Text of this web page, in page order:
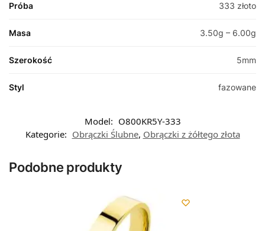
Próba 333 złoto
Masa 3.50g – 6.00g
Szerokość 5mm
Styl fazowane
Model: O800KR5Y-333
Kategorie: Obrączki Ślubne, Obrączki z żółtego złota
Podobne produkty